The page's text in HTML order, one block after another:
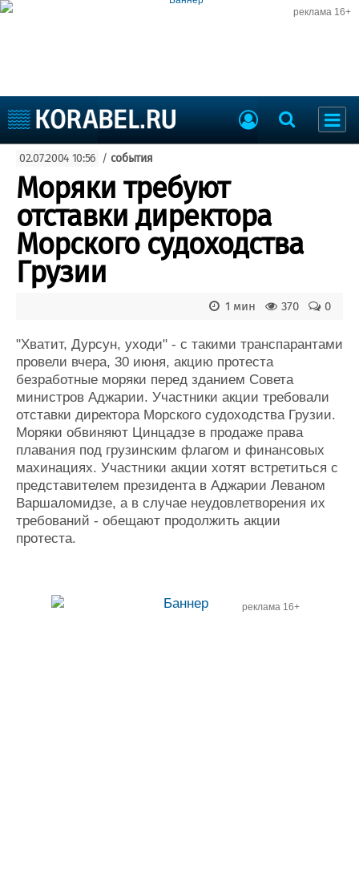
реклама 16+
Судоходство
Судоремонт
События
Пресс-релизы
Порты
Рыболовство
ВМФ
Образование
Яхты и катера
Еще
Пульс
Новости
Компании
Репутация
Работа
Крюинг
Журнал
Реклама
Доска объявлений
Продажа флота
Оборудование
Изделия
Материалы
Услуги
Конференции
Выставки и семинары
Флот
Все службы
02.07.2004 10:56 / события
Моряки требуют
отставки директора
Морского судоходства
Грузии
0
370
1 мин
"Хватит, Дурсун, уходи" - с такими транспарантами
провели вчера, 30 июня, акцию протеста
безработные моряки перед зданием Совета
министров Аджарии. Участники акции требовали
отставки директора Морского судоходства Грузии.
Моряки обвиняют Цинцадзе в продаже права
плавания под грузинским флагом и финансовых
махинациях. Участники акции хотят встретиться с
представителем президента в Аджарии Леваном
Варшаломидзе, а в случае неудовлетворения их
требований - обещают продолжить акции
протеста.
реклама 16+